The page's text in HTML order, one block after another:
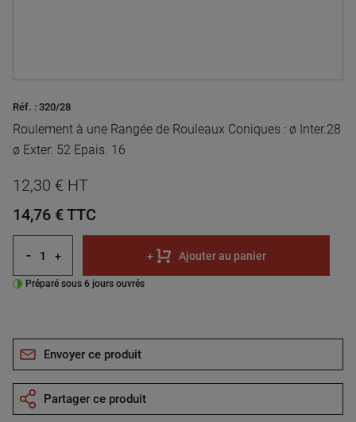
Réf. : 320/28
Roulement à une Rangée de Rouleaux Coniques : ø Inter.28
ø Exter. 52 Epais. 16
12,30 € HT
14,76 €TTC
- + + Ajouter au panier
Préparé sous 6 jours ouvrés
Envoyer ce produit
Partager ce produit